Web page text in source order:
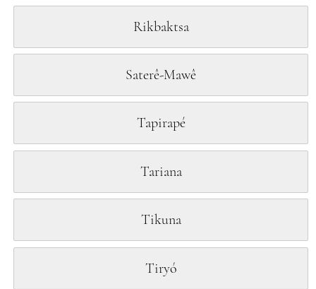
Rikbaktsa
Saterê-Mawê
Tapirapé
Tariana
Tikuna
Tiryó